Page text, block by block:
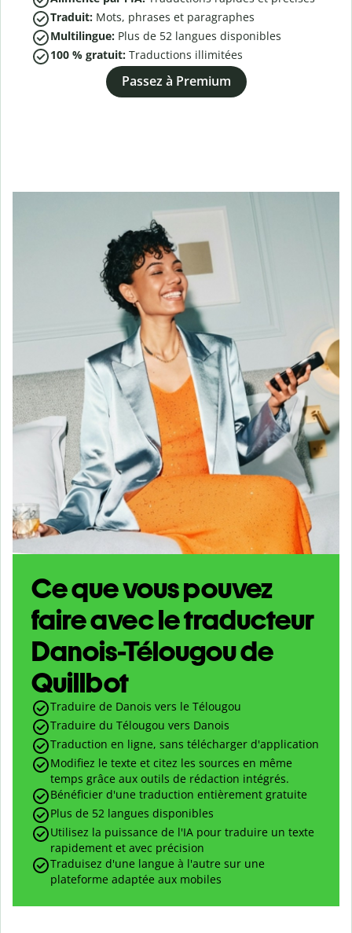
Traduit: Mots, phrases et paragraphes
Multilingue: Plus de 52 langues disponibles
100 % gratuit: Traductions illimitées
Passez à Premium
Ce que vous pouvez
faire avec le traducteur
Danois-Télougou de
Quillbot
Traduire de Danois vers le Télougou
Traduire du Télougou vers Danois
Traduction en ligne, sans télécharger d'application
Modifiez le texte et citez les sources en même
temps grâce aux outils de rédaction intégrés.
Bénéficier d'une traduction entièrement gratuite
Plus de 52 langues disponibles
Utilisez la puissance de l'IA pour traduire un texte
rapidement et avec précision
Traduisez d'une langue à l'autre sur une
plateforme adaptée aux mobiles